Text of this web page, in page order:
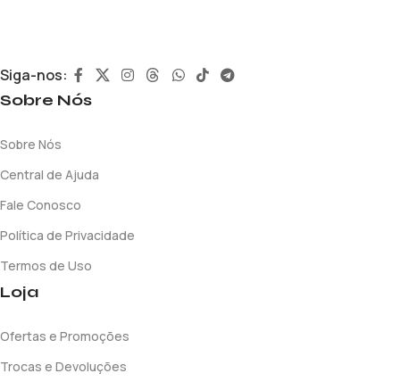
Siga-nos:
Sobre Nós
Sobre Nós
Central de Ajuda
Fale Conosco
Política de Privacidade
Termos de Uso
Loja
Ofertas e Promoções
Trocas e Devoluções